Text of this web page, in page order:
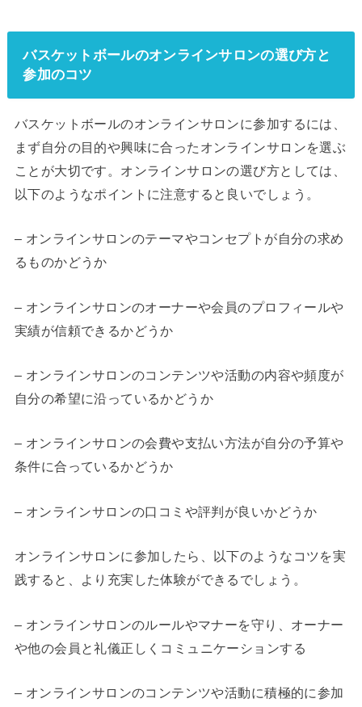
バスケットボールのオンラインサロンの選び方と
参加のコツ
バスケットボールのオンラインサロンに参加するには、
まず自分の目的や興味に合ったオンラインサロンを選ぶ
ことが大切です。オンラインサロンの選び方としては、
以下のようなポイントに注意すると良いでしょう。
– オンラインサロンのテーマやコンセプトが自分の求め
るものかどうか
– オンラインサロンのオーナーや会員のプロフィールや
実績が信頼できるかどうか
– オンラインサロンのコンテンツや活動の内容や頻度が
自分の希望に沿っているかどうか
– オンラインサロンの会費や支払い方法が自分の予算や
条件に合っているかどうか
– オンラインサロンの口コミや評判が良いかどうか
オンラインサロンに参加したら、以下のようなコツを実
践すると、より充実した体験ができるでしょう。
– オンラインサロンのルールやマナーを守り、オーナー
や他の会員と礼儀正しくコミュニケーションする
– オンラインサロンのコンテンツや活動に積極的に参加